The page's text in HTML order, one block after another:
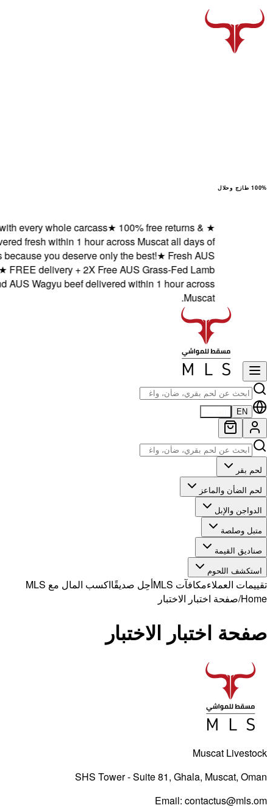
100% طازج وحلال
★
whole carcass★100% free returns &
fresh within 1 hour across Muscat all days of
you deserve only the best!★Fresh AUS
delivery + 2X Free AUS Grass-Fed Lamb
Wagyu beef delivered within 1 hour across
Muscat.
EN
لحم بقر
لحم الضأن والماعز
الدواجن والإبل
متبل وصلصة
صناديق القيمة
استكشف اللحوم
تقييمات العملاءمكافآت MLS أحِل صديقًااكسب المال مع MLS
Home
/صفحة اختبار الاختبار
صفحة اختبار الاختبار
Muscat Livestock
SHS Tower - Suite 81, Ghala, Muscat, Oman
Email: contactus@mls.om